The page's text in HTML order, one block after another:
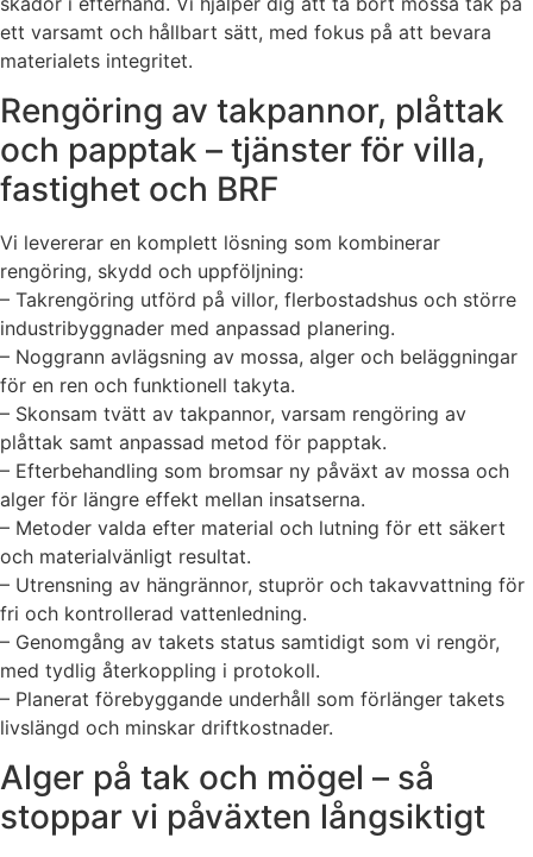
ett varsamt och hållbart sätt, med fokus på att bevara
materialets integritet.
Rengöring av takpannor, plåttak
och papptak – tjänster för villa,
fastighet och BRF
Vi levererar en komplett lösning som kombinerar
rengöring, skydd och uppföljning:
– Takrengöring utförd på villor, flerbostadshus och större
industribyggnader med anpassad planering.
– Noggrann avlägsning av mossa, alger och beläggningar
för en ren och funktionell takyta.
– Skonsam tvätt av takpannor, varsam rengöring av
plåttak samt anpassad metod för papptak.
– Efterbehandling som bromsar ny påväxt av mossa och
alger för längre effekt mellan insatserna.
– Metoder valda efter material och lutning för ett säkert
och materialvänligt resultat.
– Utrensning av hängrännor, stuprör och takavvattning för
fri och kontrollerad vattenledning.
– Genomgång av takets status samtidigt som vi rengör,
med tydlig återkoppling i protokoll.
– Planerat förebyggande underhåll som förlänger takets
livslängd och minskar driftkostnader.
Alger på tak och mögel – så
stoppar vi påväxten långsiktigt